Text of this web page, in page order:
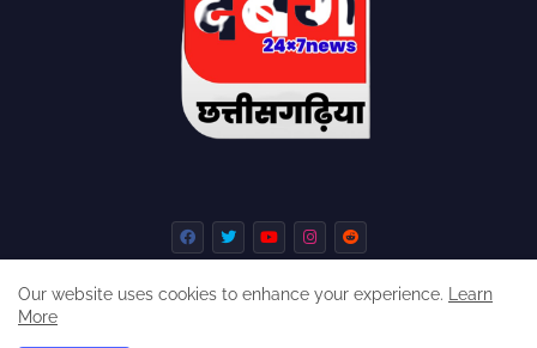
Our website uses cookies to enhance your experience.
Learn
More